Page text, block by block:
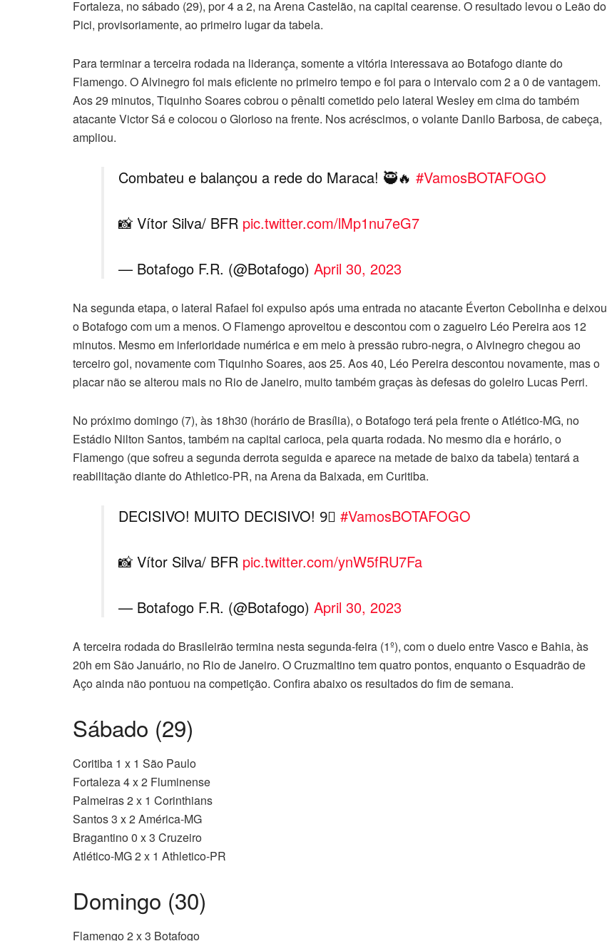
Fortaleza, no sábado (29), por 4 a 2, na Arena Castelão, na capital cearense. O resultado levou o Leão do
Pici, provisoriamente, ao primeiro lugar da tabela.
Para terminar a terceira rodada na liderança, somente a vitória interessava ao Botafogo diante do
Flamengo. O Alvinegro foi mais eficiente no primeiro tempo e foi para o intervalo com 2 a 0 de vantagem.
Aos 29 minutos, Tiquinho Soares cobrou o pênalti cometido pelo lateral Wesley em cima do também
atacante Victor Sá e colocou o Glorioso na frente. Nos acréscimos, o volante Danilo Barbosa, de cabeça,
ampliou.
Combateu e balançou a rede do Maraca! 🥷🔥 #VamosBOTAFOGO
📸 Vítor Silva/ BFR pic.twitter.com/lMp1nu7eG7
— Botafogo F.R. (@Botafogo) April 30, 2023
Na segunda etapa, o lateral Rafael foi expulso após uma entrada no atacante Éverton Cebolinha e deixou
o Botafogo com um a menos. O Flamengo aproveitou e descontou com o zagueiro Léo Pereira aos 12
minutos. Mesmo em inferioridade numérica e em meio à pressão rubro-negra, o Alvinegro chegou ao
terceiro gol, novamente com Tiquinho Soares, aos 25. Aos 40, Léo Pereira descontou novamente, mas o
placar não se alterou mais no Rio de Janeiro, muito também graças às defesas do goleiro Lucas Perri.
No próximo domingo (7), às 18h30 (horário de Brasília), o Botafogo terá pela frente o Atlético-MG, no
Estádio Nilton Santos, também na capital carioca, pela quarta rodada. No mesmo dia e horário, o
Flamengo (que sofreu a segunda derrota seguida e aparece na metade de baixo da tabela) tentará a
reabilitação diante do Athletico-PR, na Arena da Baixada, em Curitiba.
DECISIVO! MUITO DECISIVO! 9⃣ #VamosBOTAFOGO
📸 Vítor Silva/ BFR pic.twitter.com/ynW5fRU7Fa
— Botafogo F.R. (@Botafogo) April 30, 2023
A terceira rodada do Brasileirão termina nesta segunda-feira (1º), com o duelo entre Vasco e Bahia, às
20h em São Januário, no Rio de Janeiro. O Cruzmaltino tem quatro pontos, enquanto o Esquadrão de
Aço ainda não pontuou na competição. Confira abaixo os resultados do fim de semana.
Sábado (29)
Coritiba 1 x 1 São Paulo
Fortaleza 4 x 2 Fluminense
Palmeiras 2 x 1 Corinthians
Santos 3 x 2 América-MG
Bragantino 0 x 3 Cruzeiro
Atlético-MG 2 x 1 Athletico-PR
Domingo (30)
Flamengo 2 x 3 Botafogo